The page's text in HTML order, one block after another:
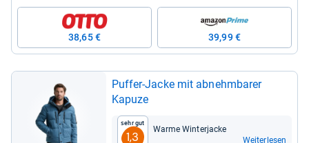
38,65 € 39,99 €
Puf­fer-​Jacke mit abnehm­ba­rer
Kapuze
Sehr gut
1,3
Warme Win­ter­ja­cke
Weiterlesen